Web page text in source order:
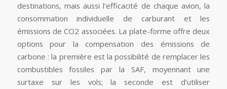
destinations, mais aussi l’efficacité de chaque avion, la
consommation individuelle de carburant et les
émissions de CO2 associées. La plate-forme offre deux
options pour la compensation des émissions de
carbone : la première est la possibilité de remplacer les
combustibles fossiles par la SAF, moyennant une
surtaxe sur les vols; la seconde est d’utiliser